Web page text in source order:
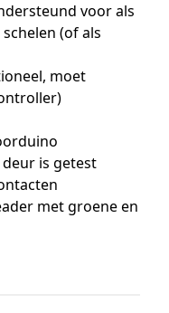
voor als
(of als
moet
is getest
met groene en